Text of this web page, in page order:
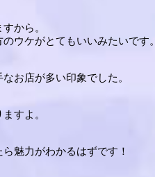
から。
ウケがとてもいいみたいです。
お店が多い印象でした。
すよ。
魅力がわかるはずです！